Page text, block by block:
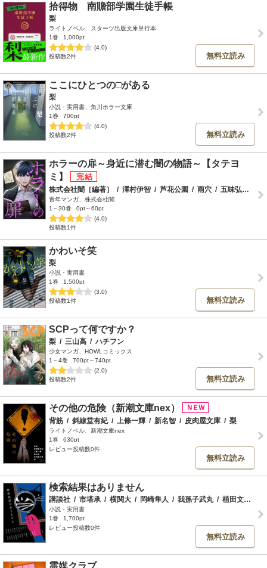
拾得物 南贍部学園生徒手帳
梨
ライトノベル、スターツ出版文庫単行本
1巻
1,000pt
(4.0)
投稿数2件
無料立読み
ここにひとつの□がある
梨
小説・実用書、角川ホラー文庫
1巻
700pt
(4.0)
投稿数2件
無料立読み
ホラーの扉～身近に潜む闇の物語～【タテヨ
ミ】
株式会社闇［編著］ / 澤村伊智 / 芦花公園 / 雨穴 / 五味弘文
青年マンガ、株式会社闇
1～30巻
0pt～60pt
(4.0)
投稿数1件
かわいそ笑
梨
小説・実用書
1巻
1,500pt
(3.0)
投稿数1件
無料立読み
SCPって何ですか？
梨 / 三山高 / ハチフン
少女マンガ、HOWLコミックス
1～4巻
700pt～740pt
(2.0)
投稿数2件
無料立読み
その他の危険（新潮文庫nex）
背筋 / 斜線堂有紀 / 上條一輝 / 新名智 / 皮肉屋文庫 / 梨
ライトノベル、新潮文庫nex
1巻
630pt
レビュー投稿数0件
無料立読み
検索結果はありません
講談社 / 市塔承 / 横関大 / 岡崎隼人 / 我孫子武丸 / 植田文博
小説・実用書
1巻
1,700pt
レビュー投稿数0件
無料立読み
霊媒クラブ